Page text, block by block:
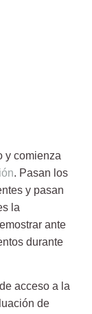
y comienza
. Pasan los
y pasan
la
ante
durante
acceso a la
de